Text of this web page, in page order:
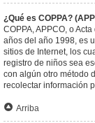
¿Qué es COPPA?
COPPA, APPCO, o
años del año 1998, es
sitios de Internet, los
registro de niños sea
con algún otro método
recolectar información
Arriba